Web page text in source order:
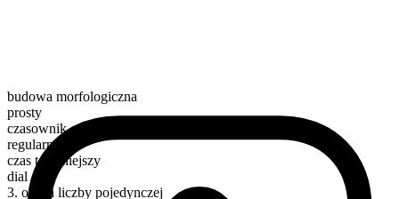
budowa morfologiczna
prosty
czasownik czynnościowy
regularny
czas teraźniejszy
dial
3. osoba liczby pojedynczej